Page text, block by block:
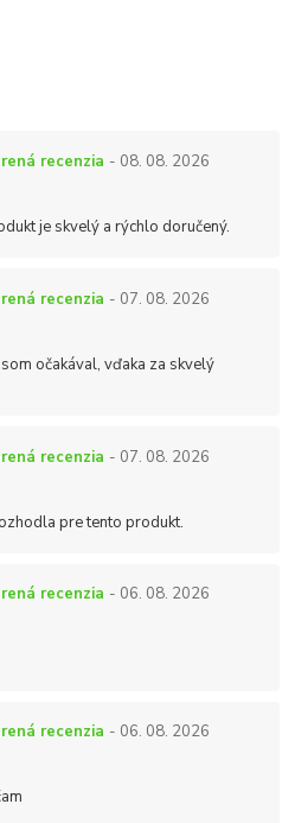
recenzia - 08. 08. 2026
je skvelý a rýchlo doručený.
recenzia - 07. 08. 2026
očakával, vďaka za skvelý
recenzia - 07. 08. 2026
pre tento produkt.
recenzia - 06. 08. 2026
recenzia - 06. 08. 2026